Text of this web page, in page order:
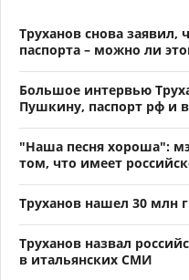
Труханов снова заявил,
паспорта – можно ли
Большое интервью
Пушкину, паспорт рф и
"Наша песня хороша":
том, что имеет
Труханов нашел 30 млн
Труханов назвал
в итальянских СМИ